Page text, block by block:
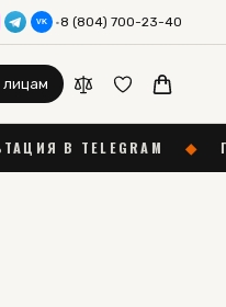
VK ·8 (804) 700-23-40
◆